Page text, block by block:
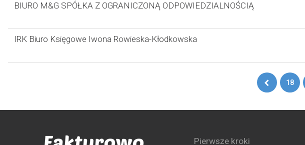
BIURO M&G SPÓŁKA Z OGRANICZONĄ ODPOWIEDZIALNOŚCIĄ
IRK Biuro Księgowe Iwona Rowieska-Kłodkowska
Pierwsza
18
Pierwsze kroki